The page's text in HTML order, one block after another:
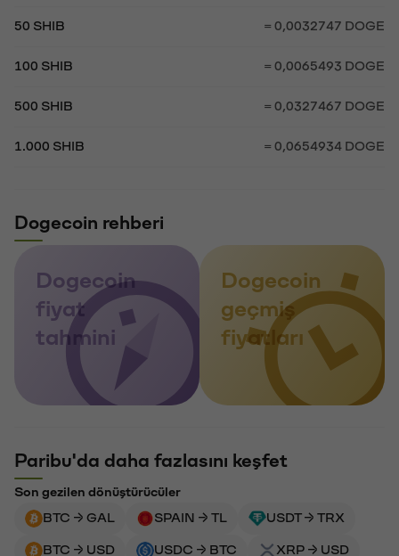
50 SHIB = 0,0032747 DOGE
100 SHIB = 0,0065493 DOGE
500 SHIB = 0,0327467 DOGE
1.000 SHIB = 0,0654934 DOGE
Dogecoin rehberi
Dogecoin
fiyat
tahmini
Dogecoin
geçmiş
fiyatları
Paribu'da daha fazlasını keşfet
Son gezilen dönüştürücüler
BTC → GAL
SPAIN → TL USDT → TRX
BTC → USD USDC → BTC XRP → USD